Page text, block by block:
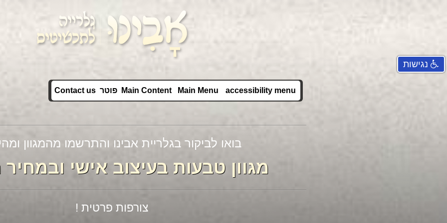
גם שירה ודן בחרו בטבעת נישואין זהה
זהב - טבעת מרוקעת במראה
מחיר מבצע: 590 ₪
accessibility menu
Main Menu
Main Content פוטר Contact us
נגישות